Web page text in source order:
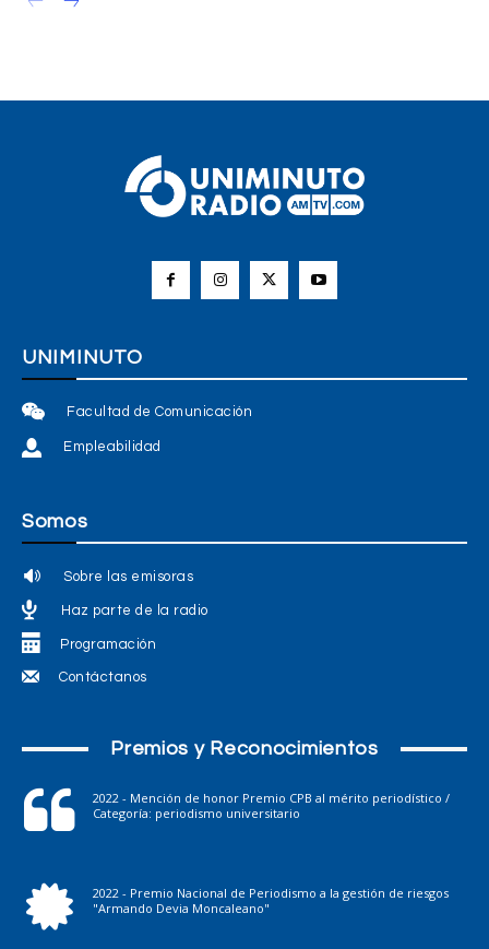
UNIMINUTO
Facultad de Comunicación
Empleabilidad
Somos
Sobre las emisoras
Haz parte de la radio
Programación
Contáctanos
Premios y Reconocimientos
2022 - Mención de honor Premio CPB al mérito periodístico /
Categoría: periodismo universitario
2022 - Premio Nacional de Periodismo a la gestión de riesgos
"Armando Devia Moncaleano"